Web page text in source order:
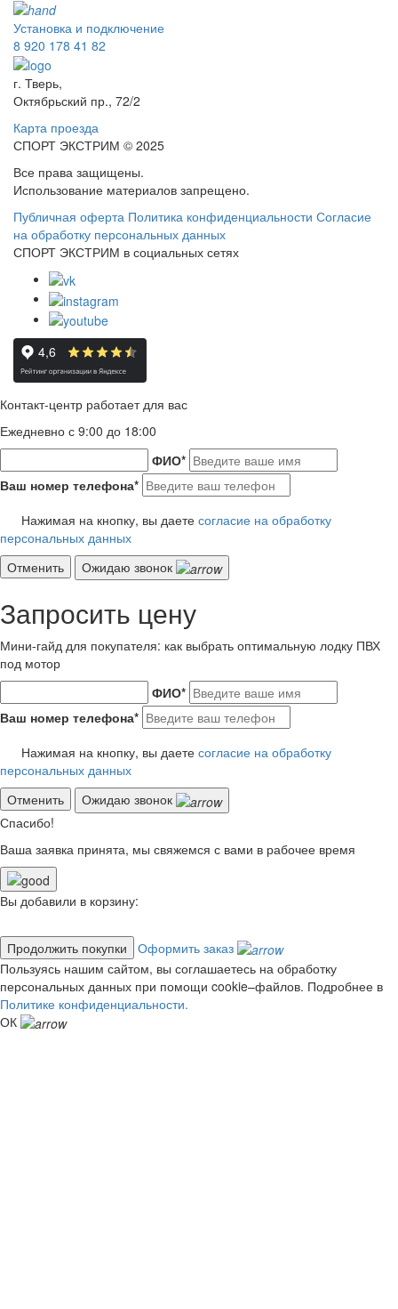
Установка и подключение
8 920 178 41 82
г. Тверь,
Октябрьский пр., 72/2
Карта проезда
СПОРТ ЭКСТРИМ © 2025
Все права защищены.
Использование материалов запрещено.
Публичная оферта Политика конфиденциальности Согласие
на обработку персональных данных
СПОРТ ЭКСТРИМ в социальных сетях
Контакт-центр работает для вас
Ежедневно с 9:00 до 18:00
ФИО*
Ваш номер телефона*
Нажимая на кнопку, вы даете согласие на обработку
персональных данных
Отменить
Ожидаю звонок
Запросить цену
Мини-гайд для покупателя: как выбрать оптимальную лодку ПВХ
под мотор
ФИО*
Ваш номер телефона*
Нажимая на кнопку, вы даете согласие на обработку
персональных данных
Отменить
Ожидаю звонок
Спасибо!
Ваша заявка принята, мы свяжемся с вами в рабочее время
Вы добавили в корзину:
Продолжить покупки
Оформить заказ
Пользуясь нашим сайтом, вы соглашаетесь на обработку
персональных данных при помощи cookie–файлов. Подробнее в
Политике конфиденциальности.
ОК